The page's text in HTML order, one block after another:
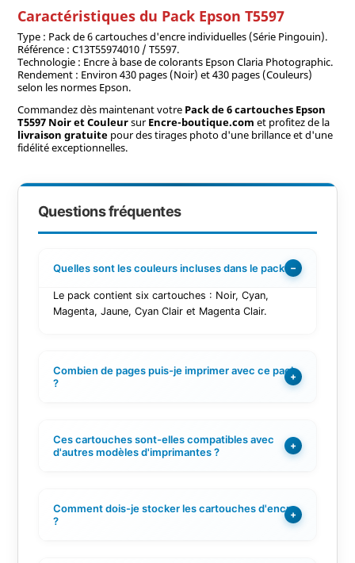
Caractéristiques du Pack Epson T5597
Type : Pack de 6 cartouches d'encre individuelles (Série Pingouin).
Référence : C13T55974010 / T5597.
Technologie : Encre à base de colorants Epson Claria Photographic.
Rendement : Environ 430 pages (Noir) et 430 pages (Couleurs)
selon les normes Epson.
Commandez dès maintenant votre Pack de 6 cartouches Epson
T5597 Noir et CouleursurEncre-boutique.com et profitez de la
livraison gratuitepour des tirages photo d'une brillance et d'une
fidélité exceptionnelles.
Questions fréquentes
Quelles sont les couleurs incluses dans le pack ?−
Le pack contient six cartouches : Noir, Cyan,
Magenta, Jaune, Cyan Clair et Magenta Clair.
Combien de pages puis-je imprimer avec ce pack
?
+
Ces cartouches sont-elles compatibles avec
d'autres modèles d'imprimantes ?
+
Comment dois-je stocker les cartouches d'encre
?
+